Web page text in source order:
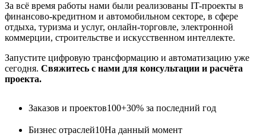
За всё время работы нами были реализованы IT-проекты в
финансово-кредитном и автомобильном секторе, в сфере
отдыха, туризма и услуг, онлайн-торговле, электронной
коммерции, строительстве и искусственном интеллекте.
Запустите цифровую трансформацию и автоматизацию уже
сегодня. Свяжитесь с нами для консультации и расчёта
проекта.
Заказов и проектов100+30% за последний год
Бизнес отраслей10На данный момент